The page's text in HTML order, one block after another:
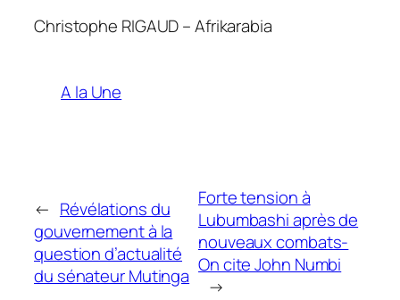
Christophe RIGAUD – Afrikarabia
A la Une
← Révélations du
gouvernement à la
question d’actualité
du sénateur Mutinga
Forte tension à
Lubumbashi après de
nouveaux combats-
On cite John Numbi
→